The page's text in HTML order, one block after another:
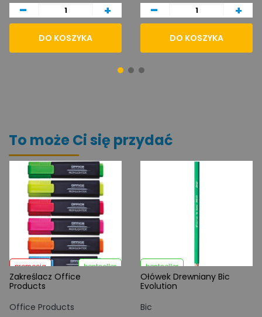
- +
DO KOSZYKA
- +
DO KOSZYKA
To może Ci się przydać
promocja bestseller
Zakreślacz Office
Products
Office Products
bestseller
Ołówek Drewniany Bic
Evolution
Bic